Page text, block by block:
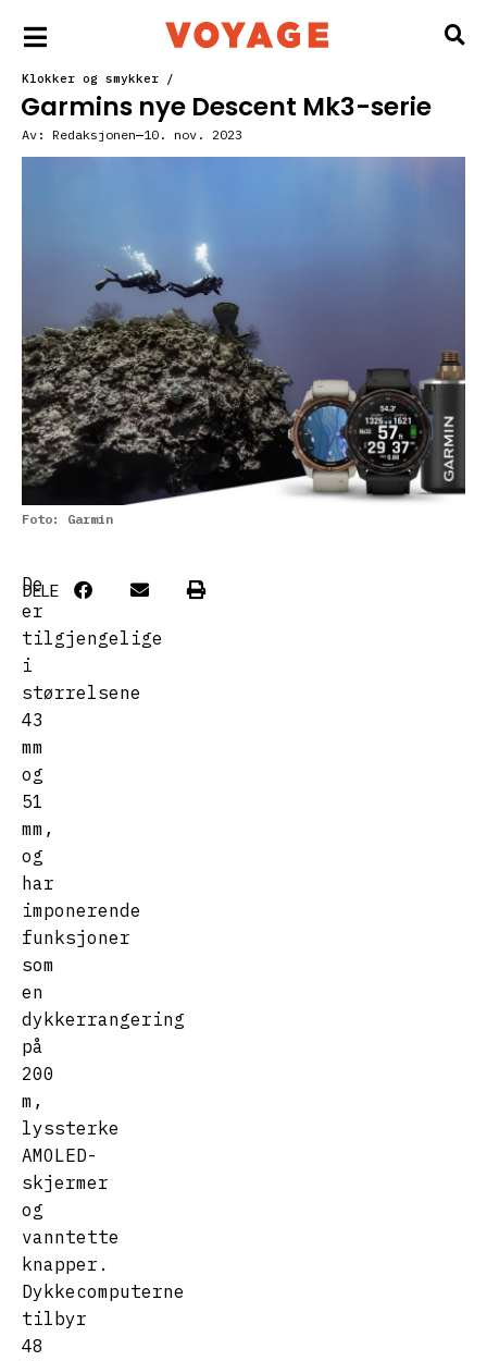
Klokker og smykker /
Garmins nye Descent Mk3-serie
Av: Redaksjonen 10. nov. 2023
Foto: Garmin
De
er
tilgjengelige
i
størrelsene
43
mm
og
51
mm,
og
har
imponerende
funksjoner
som
en
dykkerrangering
på
200
m,
lyssterke
AMOLED-
skjermer
og
vanntette
knapper.
Dykkecomputerne
tilbyr
48
DELE